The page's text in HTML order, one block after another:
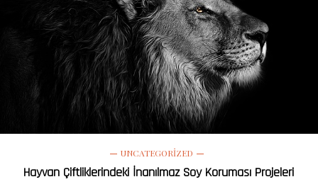
UNCATEGORIZED
Hayvan Çiftliklerindeki İnanılmaz Soy Koruması Projeleri